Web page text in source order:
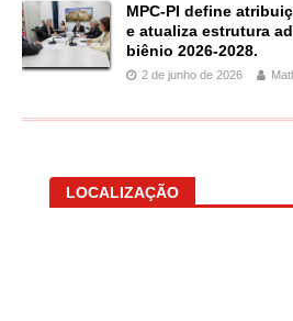
MPC-PI define
e atualiza estrutura
biênio 2026-2028.
2 de junho de 2026
LOCALIZAÇÃO